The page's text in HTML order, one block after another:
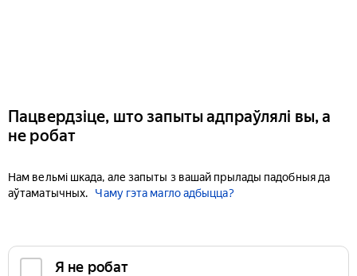
Пацвердзіце, што запыты адпраўлялі вы, а
не робат
Нам вельмі шкада, але запыты з вашай прылады падобныя да
аўтаматычных.
Чаму гэта магло адбыцца?
Я не робат